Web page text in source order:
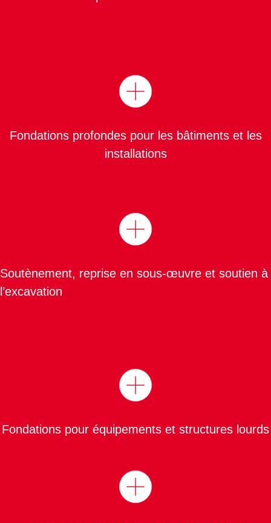
Fondations profondes pour les bâtiments et les
installations
Soutènement, reprise en sous-œuvre et soutien à
l’excavation
Fondations pour équipements et structures lourds